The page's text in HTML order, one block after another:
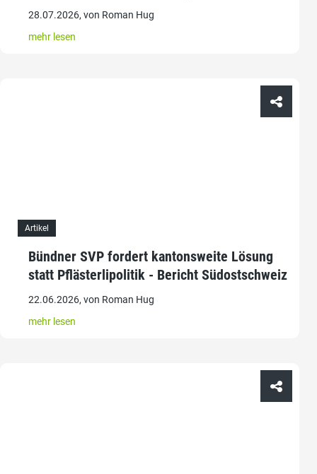
28.07.2026, von Roman Hug
mehr lesen
Artikel
Bündner SVP fordert kantonsweite Lösung
statt Pflästerlipolitik - Bericht Südostschweiz
22.06.2026, von Roman Hug
mehr lesen